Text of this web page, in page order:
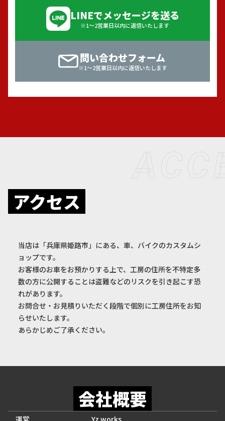
LINEでメッセージを送る
※1〜2営業日以内に返信いたします
問い合わせフォーム
※1〜2営業日以内に返信いたします
アクセス
当店は「兵庫県姫路市」にある、車、バイクのカスタムシ
ョップです。
お客様のお車をお預かりする上で、工房の住所を不特定多
数の方に公開することは盗難などのリスクを引き起こす恐
れがあります。
お問合せ・お見積りいただく段階で個別に工房住所をお知
らせいたします。
あらかじめご了承ください。
会社概要
運営 Yz works